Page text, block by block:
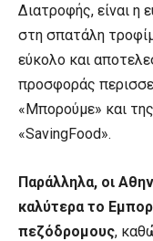
Διατροφής, είναι η
στη σπατάλη
εύκολο και
προσφοράς
«Μπορούμε» και
«SavingFood».
Παράλληλα, οι
καλύτερα το
πεζόδρομους,